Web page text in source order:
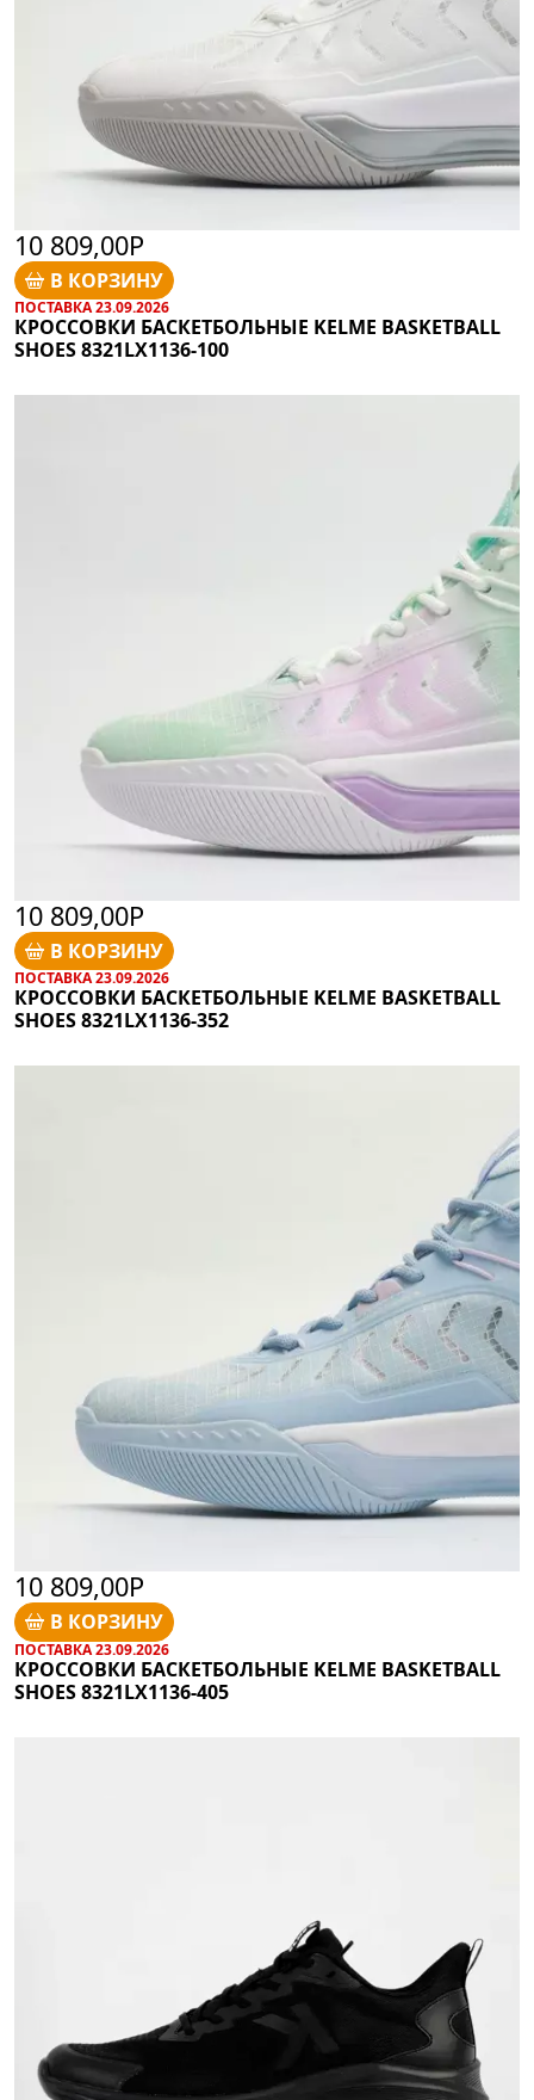
10 809,00Р
В КОРЗИНУ
ПОСТАВКА 23.09.2026
КРОССОВКИ БАСКЕТБОЛЬНЫЕ KELME BASKETBALL
SHOES 8321LX1136-100
10 809,00Р
В КОРЗИНУ
ПОСТАВКА 23.09.2026
КРОССОВКИ БАСКЕТБОЛЬНЫЕ KELME BASKETBALL
SHOES 8321LX1136-352
10 809,00Р
В КОРЗИНУ
ПОСТАВКА 23.09.2026
КРОССОВКИ БАСКЕТБОЛЬНЫЕ KELME BASKETBALL
SHOES 8321LX1136-405